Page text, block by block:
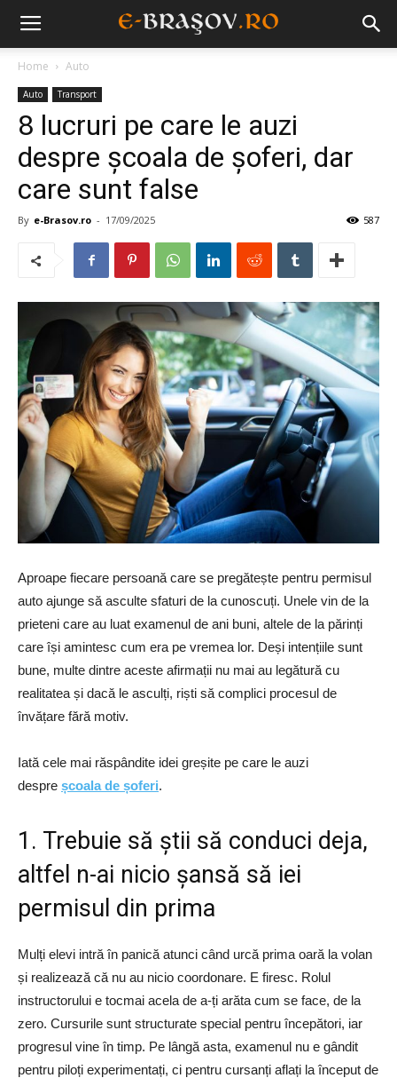
Home Auto
Auto Transport
​8 lucruri pe care le auzi
despre școala de șoferi, dar
care sunt false
By e-Brasov.ro - 17/09/2025 587
Aproape fiecare persoană care se pregătește pentru permisul
auto ajunge să asculte sfaturi de la cunoscuți. Unele vin de la
prieteni care au luat examenul de ani buni, altele de la părinți
care își amintesc cum era pe vremea lor. Deși intențiile sunt
bune, multe dintre aceste afirmații nu mai au legătură cu
realitatea și dacă le asculți, riști să complici procesul de
învățare fără motiv.
Iată cele mai răspândite idei greșite pe care le auzi
despre școala de șoferi.
​1. Trebuie să știi să conduci deja,
altfel n-ai nicio șansă să iei
permisul din prima
Mulți elevi intră în panică atunci când urcă prima oară la volan
și realizează că nu au nicio coordonare. E firesc. Rolul
instructorului e tocmai acela de a-ți arăta cum se face, de la
zero. Cursurile sunt structurate special pentru începători, iar
progresul vine în timp. Pe lângă asta, examenul nu e gândit
pentru piloți experimentați, ci pentru cursanți aflați la început de